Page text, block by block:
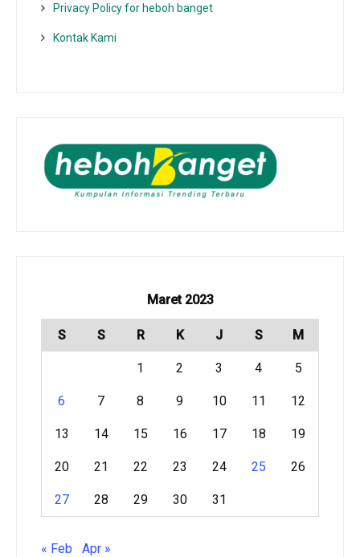
Privacy Policy for heboh banget
Kontak Kami
Maret 2023
S S R K J S M
1 2 3 4 5
6 7 8 9 10 11 12
13 14 15 16 17 18 19
20 21 22 23 24 25 26
27 28 29 30 31
« Feb Apr »